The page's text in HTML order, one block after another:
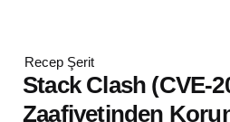
Posted
by
Recep Şerit
Stack Clash (CVE-
Zaafiyetinden